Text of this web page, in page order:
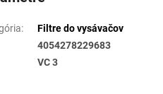
:
Filtre do vysávačov
4054278229683
VC 3